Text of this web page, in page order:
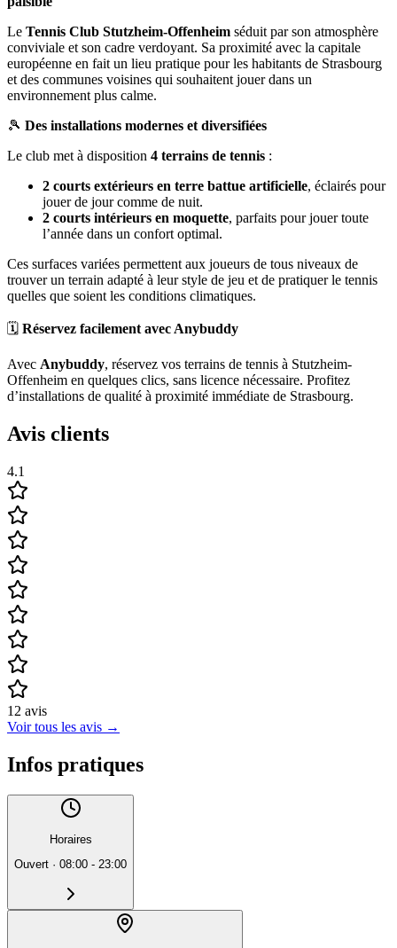
Le Tennis Club Stutzheim-Offenheim séduit par son atmosphère
conviviale et son cadre verdoyant. Sa proximité avec la capitale
européenne en fait un lieu pratique pour les habitants de Strasbourg
et des communes voisines qui souhaitent jouer dans un
environnement plus calme.
🎾 Des installations modernes et diversifiées
Le club met à disposition 4 terrains de tennis :
2 courts extérieurs en terre battue artificielle, éclairés pour
jouer de jour comme de nuit.
2 courts intérieurs en moquette, parfaits pour jouer toute
l’année dans un confort optimal.
Ces surfaces variées permettent aux joueurs de tous niveaux de
trouver un terrain adapté à leur style de jeu et de pratiquer le tennis
quelles que soient les conditions climatiques.
🗓️ Réservez facilement avec Anybuddy
Avec Anybuddy, réservez vos terrains de tennis à Stutzheim-
Offenheim en quelques clics, sans licence nécessaire. Profitez
d’installations de qualité à proximité immédiate de Strasbourg.
Avis clients
4.1
12 avis
Voir tous les avis →
Infos pratiques
Horaires
Ouvert · 08:00 - 23:00